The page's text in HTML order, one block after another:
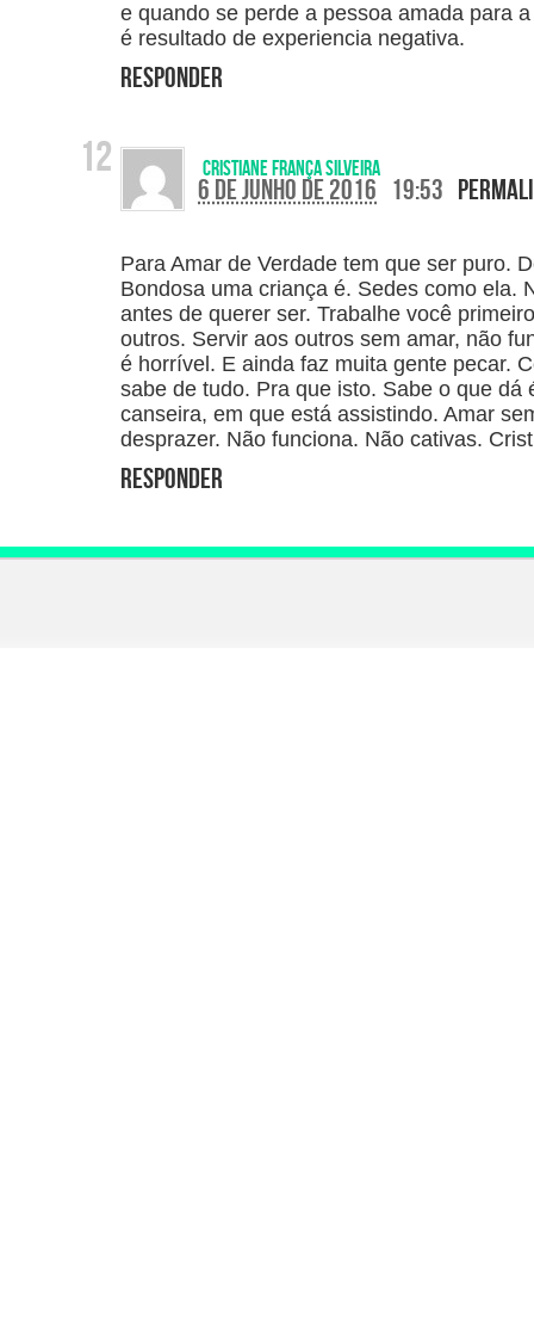
e quando se perde a pessoa amada para
é resultado de experiencia negativa.
Responder
Cristiane França Silveira
6 de junho de 2016 19:53
Para Amar de Verdade tem que ser puro.
Bondosa uma criança é. Sedes como ela.
antes de querer ser. Trabalhe você
outros. Servir aos outros sem amar, não
é horrível. E ainda faz muita gente pecar.
sabe de tudo. Pra que isto. Sabe o que dá
canseira, em que está assistindo. Amar
desprazer. Não funciona. Não cativas.
Responder